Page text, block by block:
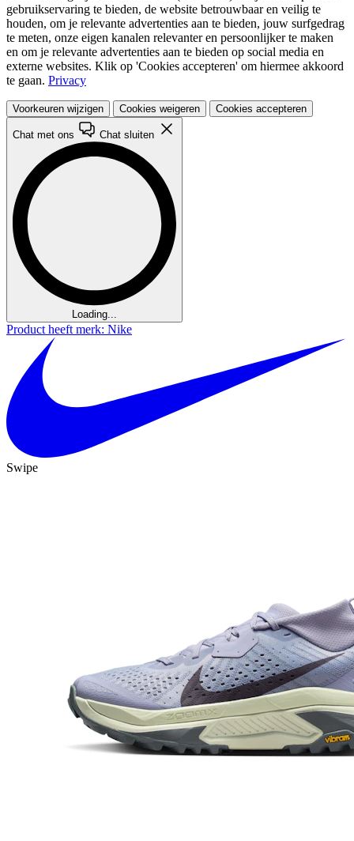
gebruikservaring te bieden, de website betrouwbaar en veilig te
houden, om je relevante advertenties aan te bieden, jouw surfgedrag
te meten, onze eigen kanalen relevanter en persoonlijker te maken
en om je relevante advertenties aan te bieden op social media en
externe websites. Klik op 'Cookies accepteren' om hiermee akkoord
te gaan. Privacy
Voorkeuren wijzigen Cookies weigeren Cookies accepteren
Chat met ons Chat sluiten
Loading...
Product heeft merk: Nike
Swipe